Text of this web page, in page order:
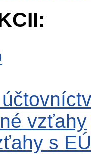
vzťahy
s EÚ